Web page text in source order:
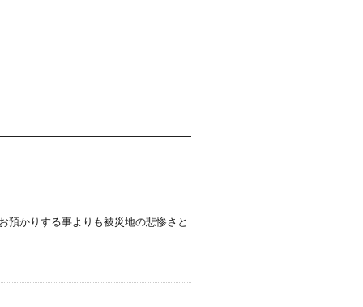
預かりする事よりも被災地の悲惨さと